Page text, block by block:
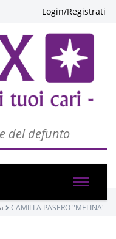
Login/Registrati
CAMILLA PASERO "MELINA"
- Maria Vergine